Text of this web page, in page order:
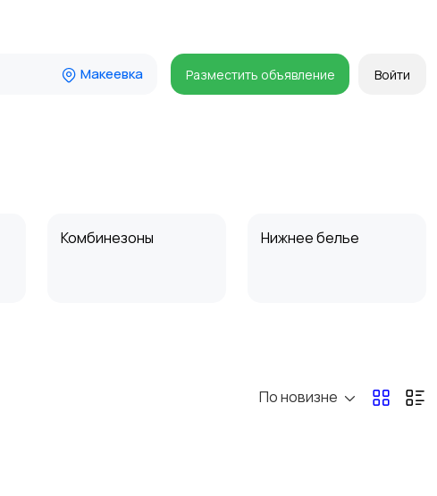
Макеевка Разместить объявление Войти
Комбинезоны Нижнее белье
По новизне